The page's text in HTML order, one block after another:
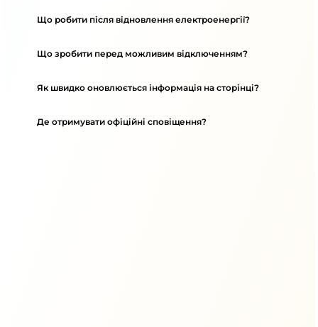
Що робити після відновлення електроенергії?
Що зробити перед можливим відключенням?
Як швидко оновлюється інформація на сторінці?
Де отримувати офіційні сповіщення?